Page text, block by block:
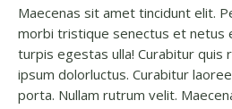
Maecenas sit amet tincidunt elit.
morbi tristique senectus et netus
turpis egestas ulla! Curabitur quis
ipsum dolorluctus. Curabitur
porta. Nullam rutrum velit.